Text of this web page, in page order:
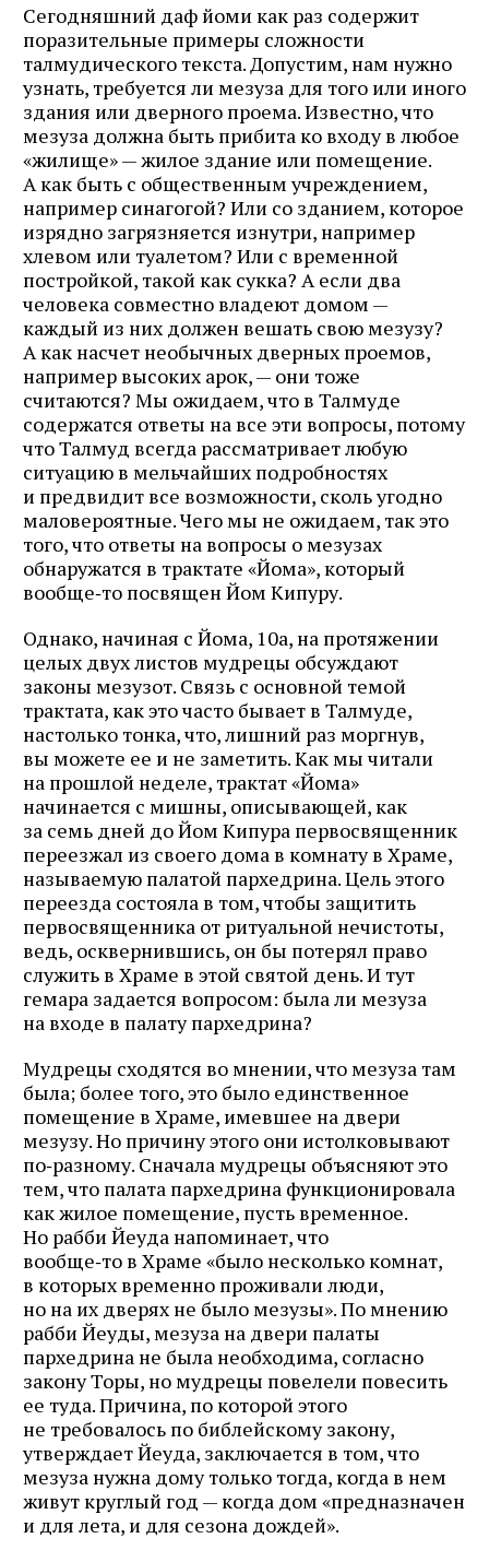
Сегодняшний даф йоми как раз содержит
поразительные примеры сложности
талмудического текста. Допустим, нам нужно
узнать, требуется ли мезуза для того или иного
здания или дверного проема. Известно, что
мезуза должна быть прибита ко входу в любое
«жилище» — жилое здание или помещение.
А как быть с общественным учреждением,
например синагогой? Или со зданием, которое
изрядно загрязняется изнутри, например
хлевом или туалетом? Или с временной
постройкой, такой как сукка? А если два
человека совместно владеют домом —
каждый из них должен вешать свою мезузу?
А как насчет необычных дверных проемов,
например высоких арок, — они тоже
считаются? Мы ожидаем, что в Талмуде
содержатся ответы на все эти вопросы, потому
что Талмуд всегда рассматривает любую
ситуацию в мельчайших подробностях
и предвидит все возможности, сколь угодно
маловероятные. Чего мы не ожидаем, так это
того, что ответы на вопросы о мезузах
обнаружатся в трактате «Йома», который
вообще‑то посвящен Йом Кипуру.
Однако, начиная с Йома, 10а, на протяжении
целых двух листов мудрецы обсуждают
законы мезузот. Связь с основной темой
трактата, как это часто бывает в Талмуде,
настолько тонка, что, лишний раз моргнув,
вы можете ее и не заметить. Как мы читали
на прошлой неделе, трактат «Йома»
начинается с мишны, описывающей, как
за семь дней до Йом Кипура первосвященник
переезжал из своего дома в комнату в Храме,
называемую палатой пархедрина. Цель этого
переезда состояла в том, чтобы защитить
первосвященника от ритуальной нечистоты,
ведь, осквернившись, он бы потерял право
служить в Храме в этой святой день. И тут
гемара задается вопросом: была ли мезуза
на входе в палату пархедрина?
Мудрецы сходятся во мнении, что мезуза там
была; более того, это было единственное
помещение в Храме, имевшее на двери
мезузу. Но причину этого они истолковывают
по‑разному. Сначала мудрецы объясняют это
тем, что палата пархедрина функционировала
как жилое помещение, пусть временное.
Но рабби Йеуда напоминает, что
вообще‑то в Храме «было несколько комнат,
в которых временно проживали люди,
но на их дверях не было мезузы». По мнению
рабби Йеуды, мезуза на двери палаты
пархедрина не была необходима, согласно
закону Торы, но мудрецы повелели повесить
ее туда. Причина, по которой этого
не требовалось по библейскому закону,
утверждает Йеуда, заключается в том, что
мезуза нужна дому только тогда, когда в нем
живут круглый год — когда дом «предназначен
и для лета, и для сезона дождей».